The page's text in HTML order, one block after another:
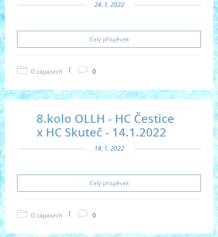
24. 1. 2022
Celý příspěvek
O zápasech | 0
8.kolo OLLH - HC Čestice
x HC Skuteč - 14.1.2022
18. 1. 2022
Celý příspěvek
O zápasech | 0